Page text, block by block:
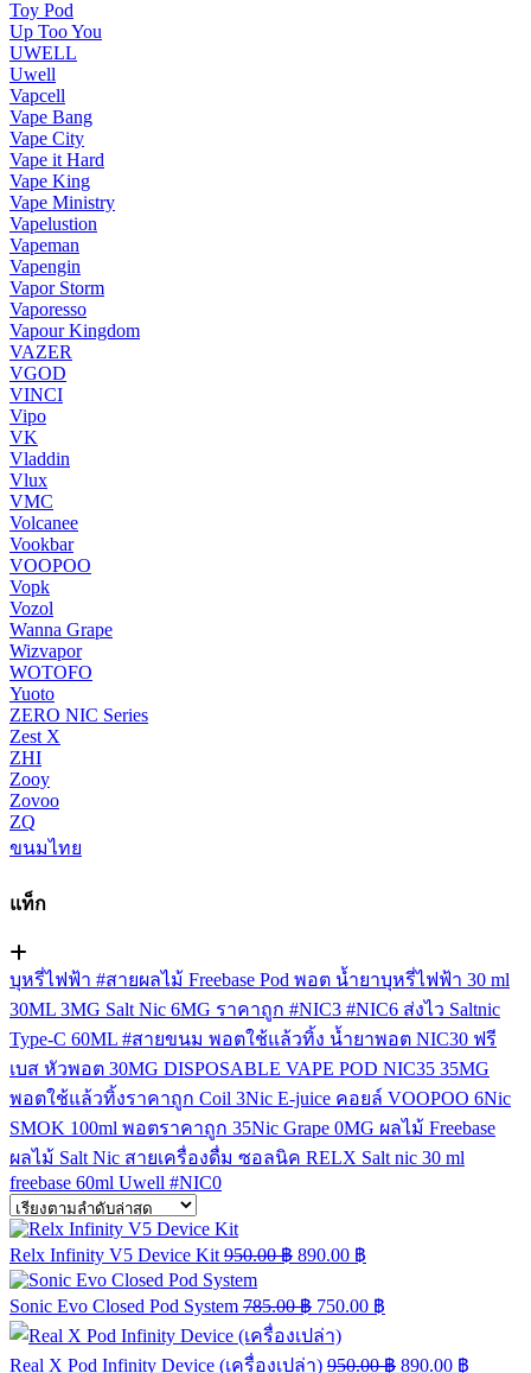
Toy Pod
Up Too You
UWELL
Uwell
Vapcell
Vape Bang
Vape City
Vape it Hard
Vape King
Vape Ministry
Vapelustion
Vapeman
Vapengin
Vapor Storm
Vaporesso
Vapour Kingdom
VAZER
VGOD
VINCI
Vipo
VK
Vladdin
Vlux
VMC
Volcanee
Vookbar
VOOPOO
Vopk
Vozol
Wanna Grape
Wizvapor
WOTOFO
Yuoto
ZERO NIC Series
Zest X
ZHI
Zooy
Zovoo
ZQ
ขนมไทย
แท็ก
บุหรี่ไฟฟ้า #สายผลไม้ Freebase Pod พอต น้ำยาบุหรี่ไฟฟ้า 30 ml
30ML 3MG Salt Nic 6MG ราคาถูก #NIC3 #NIC6 ส่งไว Saltnic
Type-C 60ML #สายขนม พอตใช้แล้วทิ้ง น้ำยาพอต NIC30 ฟรี
เบส หัวพอต 30MG DISPOSABLE VAPE POD NIC35 35MG
พอตใช้แล้วทิ้งราคาถูก Coil 3Nic E-juice คอยล์ VOOPOO 6Nic
SMOK 100ml พอตราคาถูก 35Nic Grape 0MG ผลไม้ Freebase
ผลไม้ Salt Nic สายเครื่องดื่ม ซอลนิค RELX Salt nic 30 ml
freebase 60ml Uwell #NIC0
Relx Infinity V5 Device Kit 950.00฿ 890.00 ฿
Sonic Evo Closed Pod System 785.00฿ 750.00 ฿
Real X Pod Infinity Device (เครื่องเปล่า) 950.00฿ 890.00 ฿